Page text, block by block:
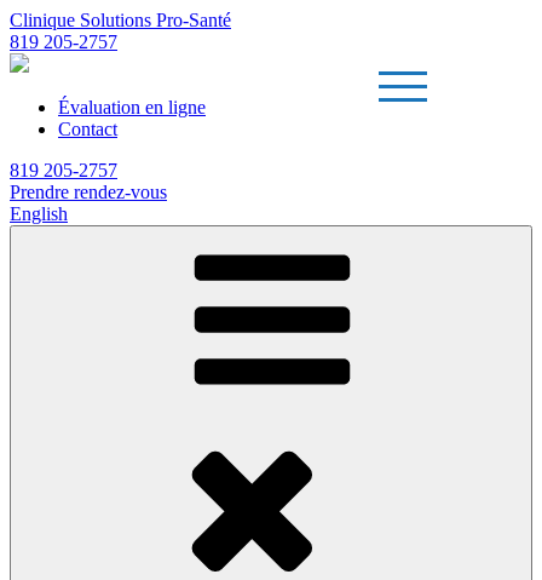
Clinique Solutions Pro-Santé
819 205-2757
Évaluation en ligne
Contact
819 205-2757
Prendre rendez-vous
English